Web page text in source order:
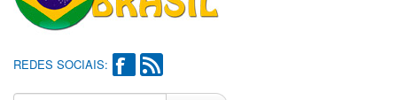
REDES SOCIAIS: